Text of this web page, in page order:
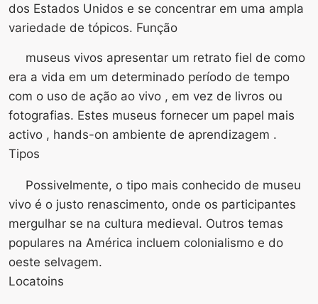
dos Estados Unidos e se concentrar em uma ampla
variedade de tópicos. Função
museus vivos apresentar um retrato fiel de como
era a vida em um determinado período de tempo
com o uso de ação ao vivo , em vez de livros ou
fotografias. Estes museus fornecer um papel mais
activo , hands-on ambiente de aprendizagem .
Tipos
Possivelmente, o tipo mais conhecido de museu
vivo é o justo renascimento, onde os participantes
mergulhar se na cultura medieval. Outros temas
populares na América incluem colonialismo e do
oeste selvagem.
Locatoins